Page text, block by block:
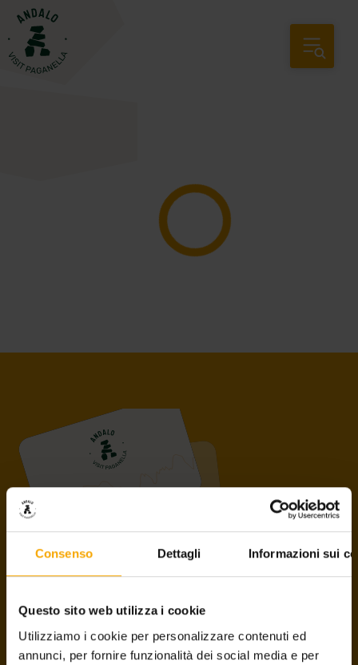
Consenso Dettagli Informazioni sui
Questo sito web utilizza i cookie
Utilizziamo i cookie per personalizzare contenuti ed
annunci, per fornire funzionalità dei social media e per
Die Servicekarte bietet Ihnen zahlreiche
Ermäßigungen und Vorteileauf der gesamten Paganella-
Hochebene, in Andalo, Molveno und Fai della Paganella. Alle